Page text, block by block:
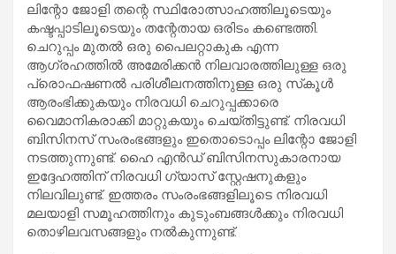
ലിന്റോ ജോളി തന്റെ സ്ഥിരോത്സാഹത്തിലൂടെയും
കഷ്ടപ്പാടിലൂടെയും തന്റേതായ ഒരിടം കണ്ടെത്തി.
ചെറുപ്പം മുതല്‍ ഒരു പൈലറ്റാകുക എന്ന
ആഗ്രഹത്തില്‍ അമേരിക്കന്‍ നിലവാരത്തിലുള്ള ഒരു
പ്രൊഫഷണല്‍ പരിശീലനത്തിനുള്ള ഒരു സ്‌കൂള്‍
ആരംഭിക്കുകയും നിരവധി ചെറുപ്പക്കാരെ
വൈമാനികരാക്കി മാറ്റുകയും ചെയ്തിട്ടുണ്ട്. നിരവധി
ബിസിനസ് സംരംഭങ്ങളും ഇതൊടൊപ്പം ലിന്റോ ജോളി
നടത്തുന്നുണ്ട്. ഹൈ എന്‍ഡ് ബിസിനസുകാരനായ
ഇദ്ദേഹത്തിന് നിരവധി ഗ്യാസ് സ്റ്റേഷനുകളും
നിലവിലുണ്ട്. ഇത്തരം സംരംഭങ്ങളിലൂടെ നിരവധി
മലയാളി സമൂഹത്തിനും കുടുംബങ്ങള്‍ക്കും നിരവധി
തൊഴിലവസങ്ങളും നല്‍കുന്നുണ്ട്.